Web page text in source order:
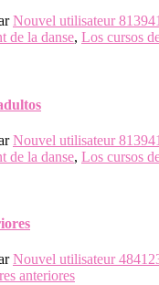
Nouvel utilisateur 813941
de la danse, Los cursos
Nouvel utilisateur 813941
de la danse, Los cursos
Nouvel utilisateur
anteriores